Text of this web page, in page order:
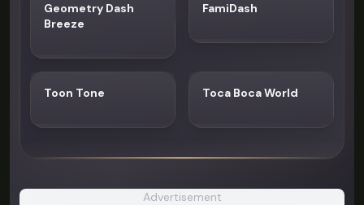
Geometry Dash
Breeze
FamiDash
Toon Tone Toca Boca World
Advertisement